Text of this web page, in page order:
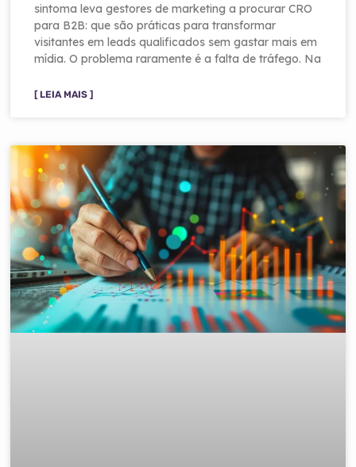
sintoma leva gestores de marketing a procurar CRO
para B2B: que são práticas para transformar
visitantes em leads qualificados sem gastar mais em
mídia. O problema raramente é a falta de tráfego. Na
[ LEIA MAIS ]